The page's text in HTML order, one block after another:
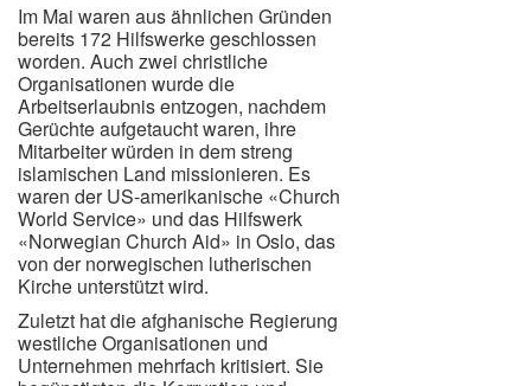
Im Mai waren aus ähnlichen Gründen
bereits 172 Hilfswerke geschlossen
worden. Auch zwei christliche
Organisationen wurde die
Arbeitserlaubnis entzogen, nachdem
Gerüchte aufgetaucht waren, ihre
Mitarbeiter würden in dem streng
islamischen Land missionieren. Es
waren der US-amerikanische «Church
World Service» und das Hilfswerk
«Norwegian Church Aid» in Oslo, das
von der norwegischen lutherischen
Kirche unterstützt wird.
Zuletzt hat die afghanische Regierung
westliche Organisationen und
Unternehmen mehrfach kritisiert. Sie